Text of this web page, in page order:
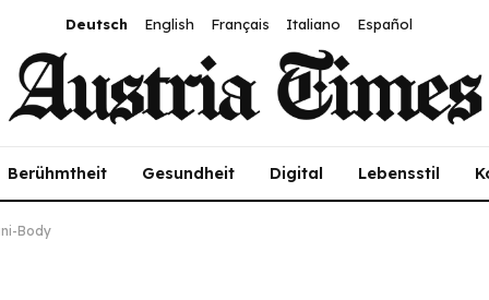
Deutsch English Français Italiano Español
Berühmtheit Gesundheit Digital Lebensstil
Body